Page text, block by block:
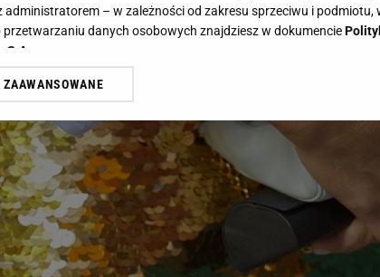
administratorem – w zależności od zakresu sprzeciwu i podmiotu,
przetwarzaniu danych osobowych znajdziesz w dokumencie
wyrażasz też zgodę na zainstalowanie i przechowywanie plików
wywołując narzędzie do zarządzania twoimi preferencjami
prywatności ” w stopce serwisu i przechodząc do „Ustawień
jest także za pomocą ustawień przeglądarki.
i Agora S.A. możemy przetwarzać dane osobowe w
danych geolokalizacyjnych. Aktywne skanowanie charakterystyki
na urządzeniu lub dostęp do nich. Spersonalizowane
ulepszanie usług.Lista Zaufanych Partnerów